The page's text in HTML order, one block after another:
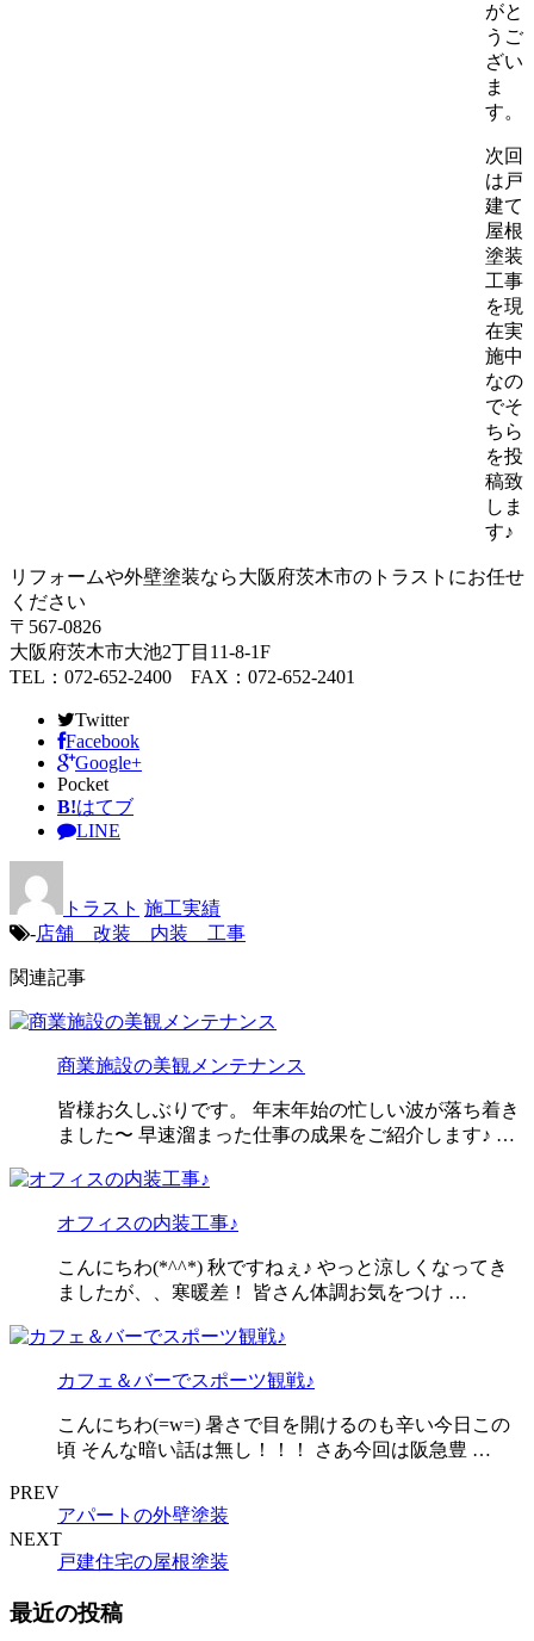
がと
うご
ざい
ま
す。
次回
は戸
建て
屋根
塗装
工事
を現
在実
施中
なの
でそ
ちら
を投
稿致
しま
す♪
リフォームや外壁塗装なら大阪府茨木市のトラストにお任せ
ください
〒567-0826
大阪府茨木市大池2丁目11-8-1F
TEL：072-652-2400 FAX：072-652-2401
Twitter
Facebook
Google+
Pocket
B!はてブ
LINE
トラスト 施工実績
-店舗 改装 内装 工事
関連記事
商業施設の美観メンテナンス
皆様お久しぶりです。 年末年始の忙しい波が落ち着き
ました〜 早速溜まった仕事の成果をご紹介します♪ …
オフィスの内装工事♪
こんにちわ(*^^*) 秋ですねぇ♪ やっと涼しくなってき
ましたが、、寒暖差！ 皆さん体調お気をつけ …
カフェ＆バーでスポーツ観戦♪
こんにちわ(=w=) 暑さで目を開けるのも辛い今日この
頃 そんな暗い話は無し！！！ さあ今回は阪急豊 …
PREV
アパートの外壁塗装
NEXT
戸建住宅の屋根塗装
最近の投稿